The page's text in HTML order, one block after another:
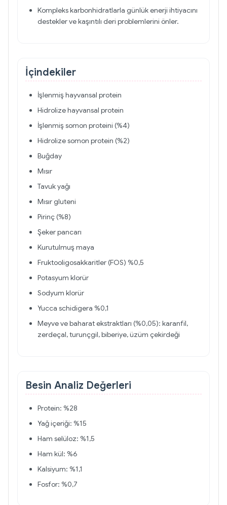
Kompleks karbonhidratlarla günlük enerji ihtiyacını
destekler ve kaşıntılı deri problemlerini önler.
İçindekiler
İşlenmiş hayvansal protein
Hidrolize hayvansal protein
İşlenmiş somon proteini (%4)
Hidrolize somon protein (%2)
Buğday
Mısır
Tavuk yağı
Mısır gluteni
Pirinç (%8)
Şeker pancarı
Kurutulmuş maya
Fruktooligosakkaritler (FOS) %0,5
Potasyum klorür
Sodyum klorür
Yucca schidigera %0,1
Meyve ve baharat ekstraktları (%0,05): karanfil,
zerdeçal, turunçgil, biberiye, üzüm çekirdeği
Besin Analiz Değerleri
Protein: %28
Yağ içeriği: %15
Ham selüloz: %1,5
Ham kül: %6
Kalsiyum: %1,1
Fosfor: %0,7